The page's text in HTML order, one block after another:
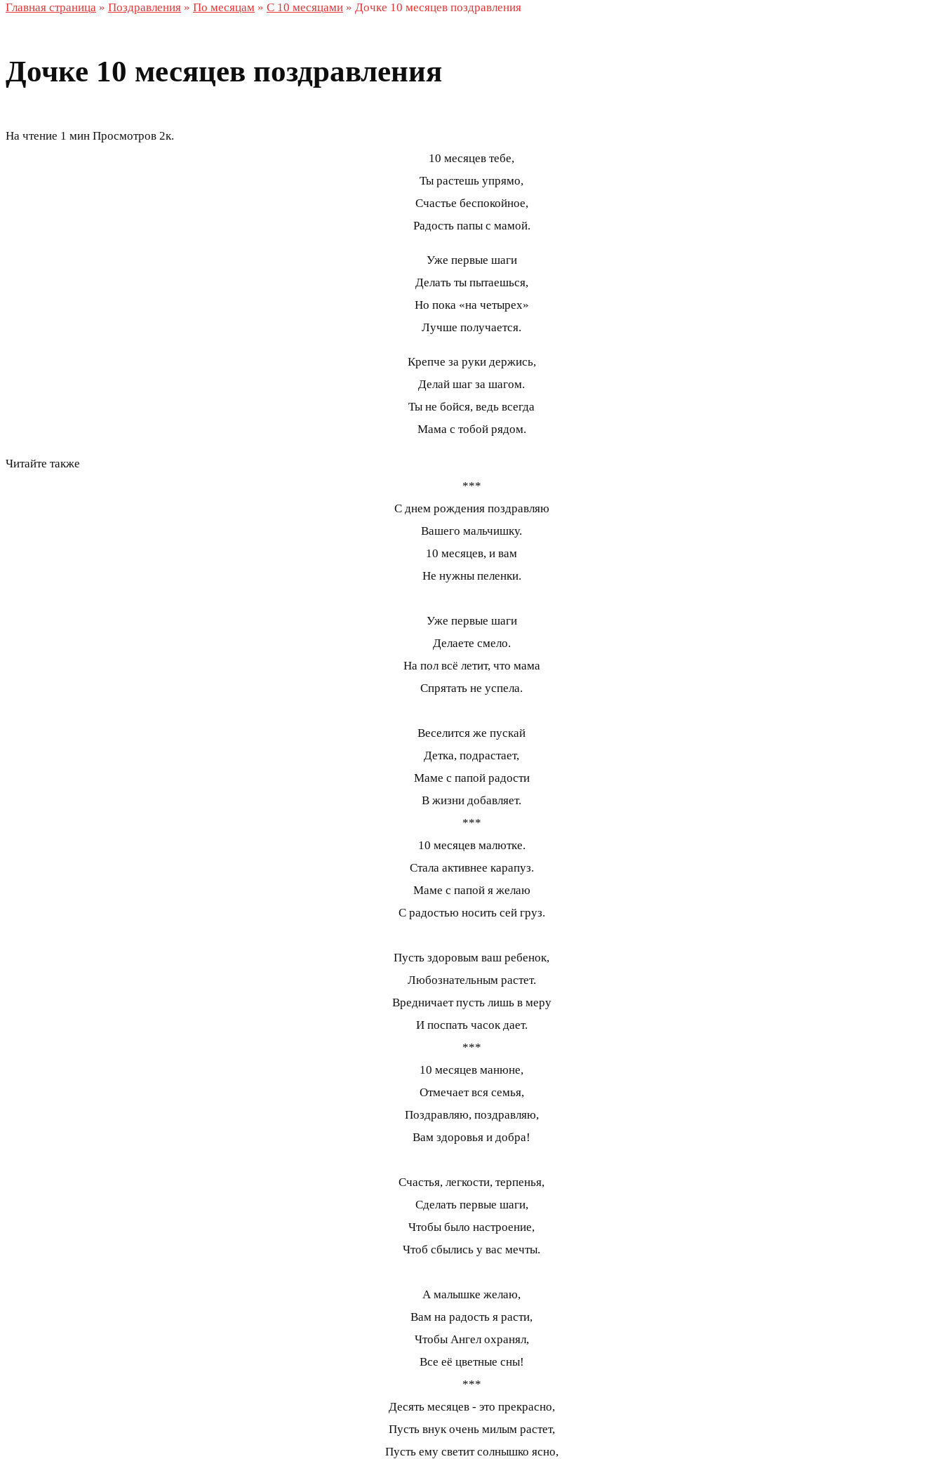
Главная страница » Поздравления » По месяцам » С 10 месяцами » Дочке 10 месяцев поздравления
Дочке 10 месяцев поздравления
На чтение 1 мин Просмотров 2к.
10 месяцев тебе,
Ты растешь упрямо,
Счастье беспокойное,
Радость папы с мамой.
Уже первые шаги
Делать ты пытаешься,
Но пока «на четырех»
Лучше получается.
Крепче за руки держись,
Делай шаг за шагом.
Ты не бойся, ведь всегда
Мама с тобой рядом.
Читайте также
***
С днем рождения поздравляю
Вашего мальчишку.
10 месяцев, и вам
Не нужны пеленки.
Уже первые шаги
Делаете смело.
На пол всё летит, что мама
Спрятать не успела.
Веселится же пускай
Детка, подрастает,
Маме с папой радости
В жизни добавляет.
***
10 месяцев малютке.
Стала активнее карапуз.
Маме с папой я желаю
С радостью носить сей груз.
Пусть здоровым ваш ребенок,
Любознательным растет.
Вредничает пусть лишь в меру
И поспать часок дает.
***
10 месяцев манюне,
Отмечает вся семья,
Поздравляю, поздравляю,
Вам здоровья и добра!
Счастья, легкости, терпенья,
Сделать первые шаги,
Чтобы было настроение,
Чтоб сбылись у вас мечты.
А малышке желаю,
Вам на радость я расти,
Чтобы Ангел охранял,
Все её цветные сны!
***
Десять месяцев - это прекрасно,
Пусть внук очень милым растет,
Пусть ему светит солнышко ясно,